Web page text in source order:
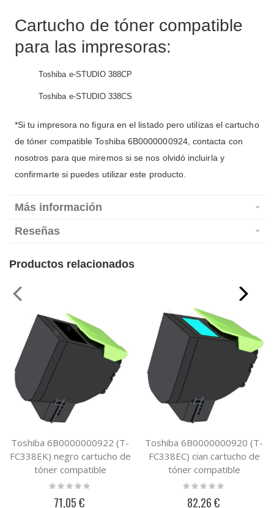
Cartucho de tóner compatible
para las impresoras:
Toshiba e-STUDIO 388CP
Toshiba e-STUDIO 338CS
*Si tu impresora no figura en el listado pero utilizas el cartucho
de tóner compatible Toshiba 6B0000000924, contacta con
nosotros para que miremos si se nos olvidó incluirla y
confirmarte si puedes utilizar este producto.
Más información
Reseñas
Productos relacionados
Toshiba 6B0000000922 (T-
FC338EK) negro cartucho de
tóner compatible
Rating:
71,05 €
Toshiba 6B0000000920 (T-
FC338EC) cian cartucho de
tóner compatible
Rating:
82,26 €